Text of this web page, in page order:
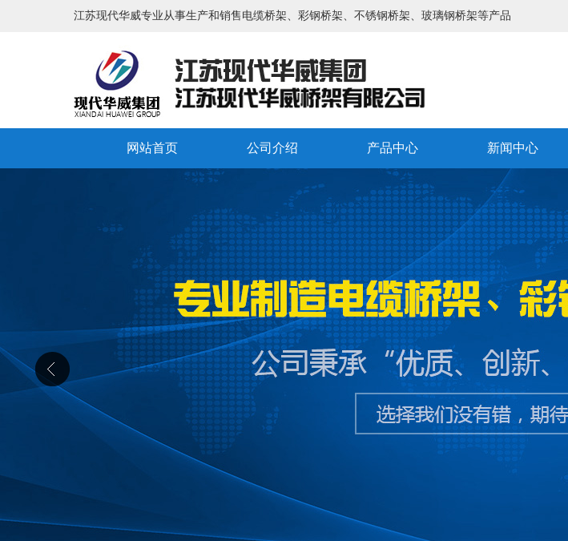
江苏现代华威专业从事生产和销售电缆桥架、彩钢桥架、不锈钢桥架、玻璃钢桥架等产品
网站首页 公司介绍 产品中心 新闻中心